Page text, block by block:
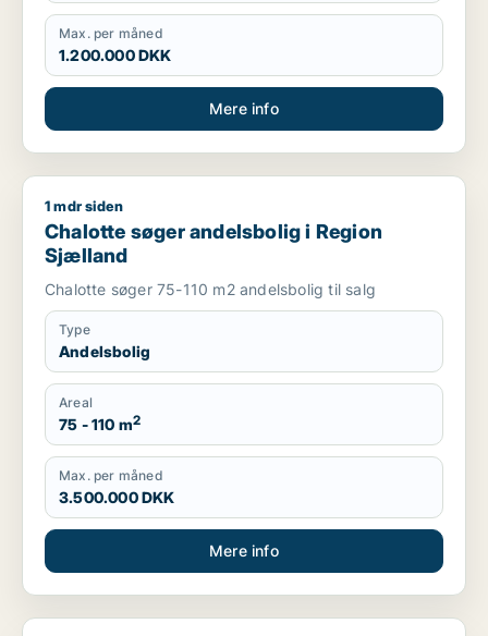
Max. per måned
1.200.000 DKK
Mere info
Chalotte søger andelsbolig i Region Sjælland
1 mdr siden
Chalotte søger andelsbolig i Region
Sjælland
Chalotte søger 75-110 m2 andelsbolig til salg
Type
Andelsbolig
Areal
75 - 110 m2
Max. per måned
3.500.000 DKK
Mere info